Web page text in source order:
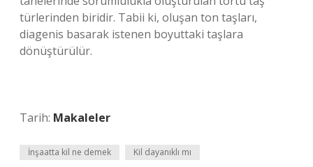
türlerinden biridir. Tabii ki, oluşan ton taşları,
diagenis basarak istenen boyuttaki taşlara
dönüştürülür.
Tarih: Makaleler
İnşaatta kil ne demek Kil dayanıklı mı